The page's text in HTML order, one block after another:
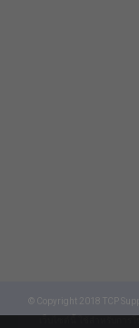
© Copyright 2018 TCP